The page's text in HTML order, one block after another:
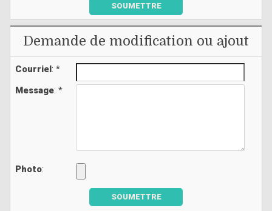
SOUMETTRE
Demande de modification ou ajout
Courriel: *
Message: *
Photo:
SOUMETTRE